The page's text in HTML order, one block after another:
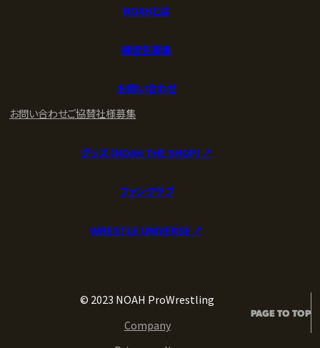
NOAHとは
練習生募集
お問い合わせ
お問い合わせご協賛社様募集
グッズ (NOAH THE SHOP) ↗︎
ファンクラブ
WRESTLE UNIVERSE ↗︎
© 2023 NOAH ProWrestling
Company
PAGE TO TOP